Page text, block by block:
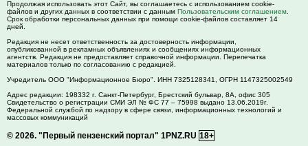
Продолжая использовать этот Сайт, вы соглашаетесь с использованием cookie-
файлов и других данных в соответствии с данным Пользовательским соглашением
Срок обработки персональных данных при помощи cookie-файлов составляет 14
дней.
Редакция не несет ответственность за достоверность информации,
опубликованной в рекламных объявлениях и сообщениях информационных
агентств. Редакция не предоставляет справочной информации. Перепечатка
материалов только по согласованию с редакцией.
Учредитель ООО "Информационное Бюро". ИНН 7325128341, ОГРН 1147325002549
Адрес редакции: 198332 г. Санкт-Петербург, Брестский бульвар, 8А, офис 305
Свидетельство о регистрации СМИ ЭЛ № ФС 77 – 75998 выдано 13.06.2019г.
Федеральной службой по надзору в сфере связи, информационных технологий и
массовых коммуникаций
© 2026. "Первый пензенский портал" 1PNZ.RU 18+